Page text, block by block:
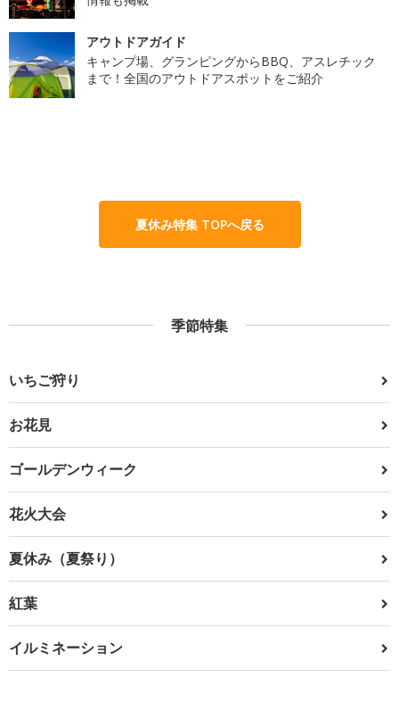
アウトドアガイド
キャンプ場、グランピングからBBQ、アスレチック
まで！全国のアウトドアスポットをご紹介
夏休み特集 TOPへ戻る
季節特集
いちご狩り
お花見
ゴールデンウィーク
花火大会
夏休み（夏祭り）
紅葉
イルミネーション